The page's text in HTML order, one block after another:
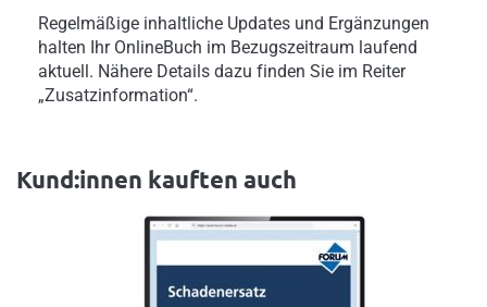
Regelmäßige inhaltliche Updates und Ergänzungen
halten Ihr OnlineBuch im Bezugszeitraum laufend
aktuell. Nähere Details dazu finden Sie im Reiter
„Zusatzinformation“.
Kund:innen kauften auch